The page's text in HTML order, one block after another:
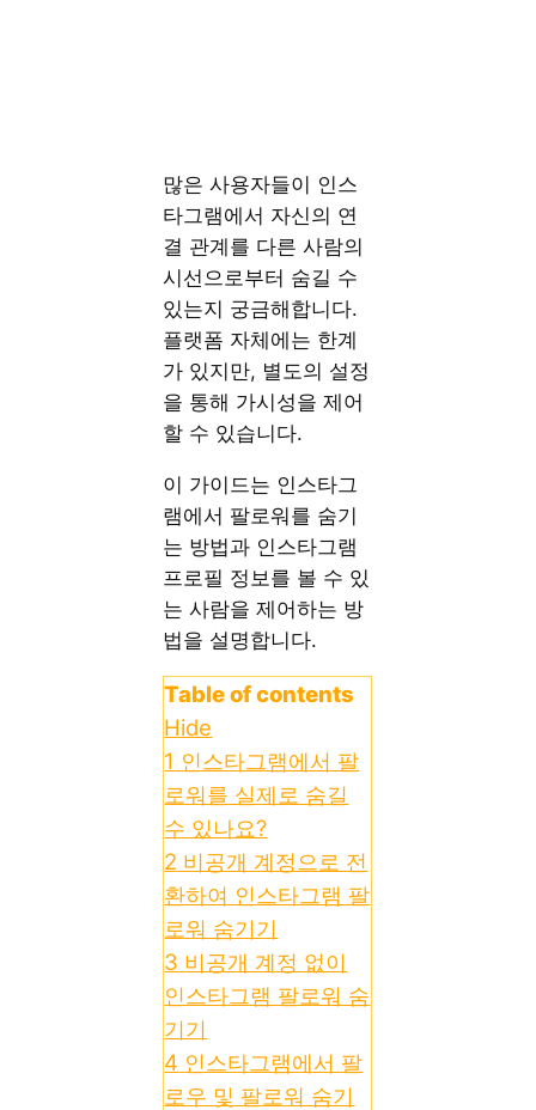
많은 사용자들이 인스
타그램에서 자신의 연
결 관계를 다른 사람의
시선으로부터 숨길 수
있는지 궁금해합니다.
플랫폼 자체에는 한계
가 있지만, 별도의 설정
을 통해 가시성을 제어
할 수 있습니다.
이 가이드는 인스타그
램에서 팔로워를 숨기
는 방법과 인스타그램
프로필 정보를 볼 수 있
는 사람을 제어하는 방
법을 설명합니다.
Table of contents
Hide
1 인스타그램에서 팔
로워를 실제로 숨길
수 있나요?
2 비공개 계정으로 전
환하여 인스타그램 팔
로워 숨기기
3 비공개 계정 없이
인스타그램 팔로워 숨
기기
4 인스타그램에서 팔
로우 및 팔로워 숨기